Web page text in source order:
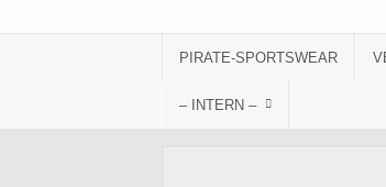
PIRATE-SPORTSWEAR
– INTERN –